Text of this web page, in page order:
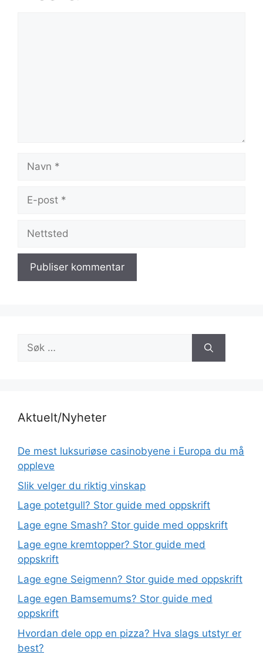
Navn
Nettsted
Søk
etter:
Aktuelt/Nyheter
De mest luksuriøse casinobyene i Europa du må
oppleve
Slik velger du riktig vinskap
Lage potetgull? Stor guide med oppskrift
Lage egne Smash? Stor guide med oppskrift
Lage egne kremtopper? Stor guide med
oppskrift
Lage egne Seigmenn? Stor guide med oppskrift
Lage egen Bamsemums? Stor guide med
oppskrift
Hvordan dele opp en pizza? Hva slags utstyr er
best?